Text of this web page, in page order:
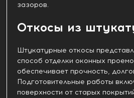
зазоров.
Откосы из
Штукатурные откосы
способ отделки оконных
обеспечивает прочность,
Подготовительные работы
поверхности от старых